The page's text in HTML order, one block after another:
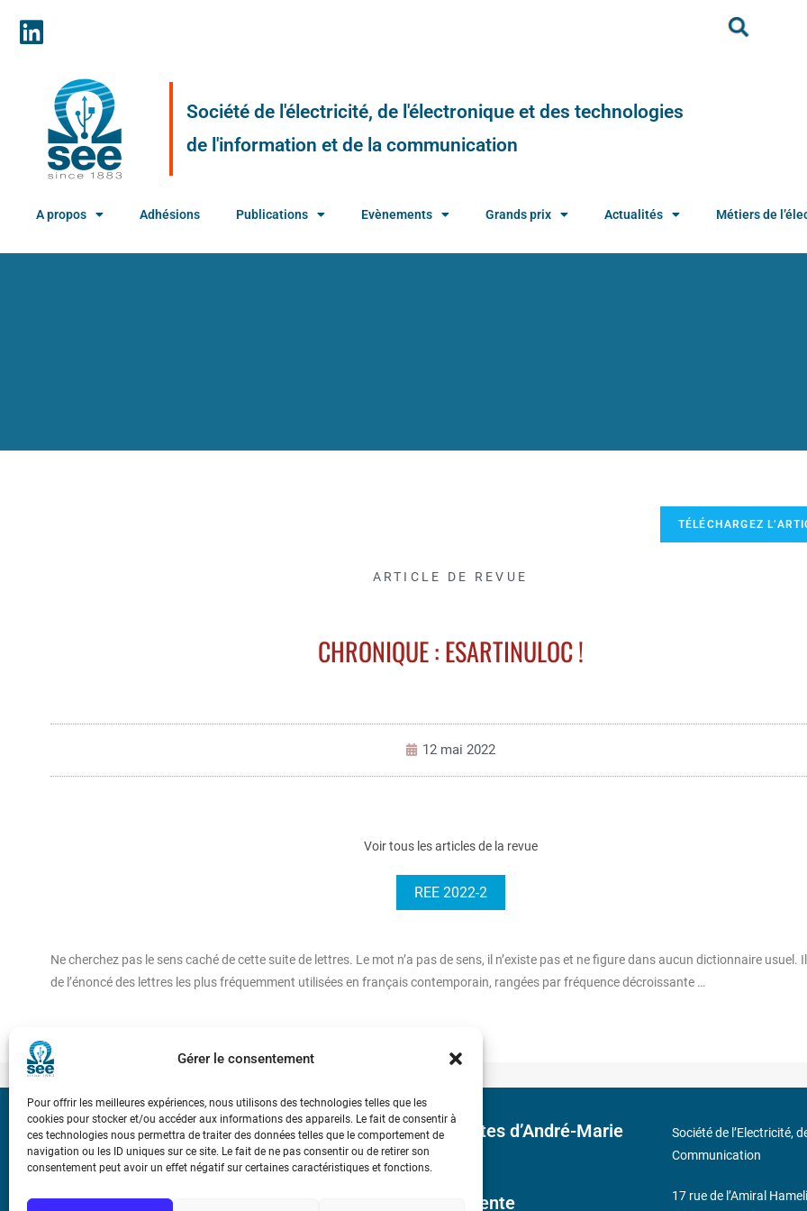
Gérer le consentement
Pour offrir les meilleures expériences, nous utilisons des technologies telles que les
cookies pour stocker et/ou accéder aux informations des appareils. Le fait de consentir à
ces technologies nous permettra de traiter des données telles que le comportement de
navigation ou les ID uniques sur ce site. Le fait de ne pas consentir ou de retirer son
consentement peut avoir un effet négatif sur certaines caractéristiques et fonctions.
Société de l'électricité, de l'électronique et des technologies
de l'information et de la communication
A propos Adhésions Publications Evènements Grands prix Actualités Métiers de
TÉLÉCHARGEZ
ARTICLE DE REVUE
CHRONIQUE : ESARTINULOC !
12 mai 2022
Voir tous les articles de la revue
REE 2022-2
Ne cherchez pas le sens caché de cette suite de lettres. Le mot n’a pas de sens, il n’existe pas et ne figure dans aucun dictionnaire usuel.
de l’énoncé des lettres les plus fréquemment utilisées en français contemporain, rangées par fréquence décroissante …
Bicentenaire des découvertes d’André-Marie
Ampère
Conditions Générales de Vente
Société de l’Electricité,
Communication
17 rue de l’Amiral